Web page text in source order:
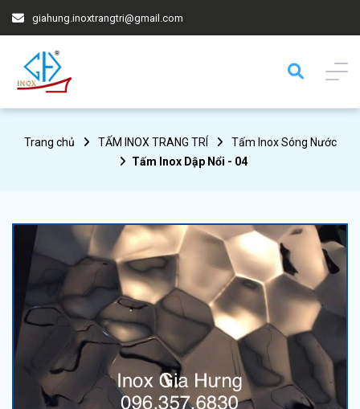
giahung.inoxtrangtri@gmail.com
Trang chủ TẤM INOX TRANG TRÍ
Tấm Inox Sóng Nước
Tấm Inox Dập Nổi - 04